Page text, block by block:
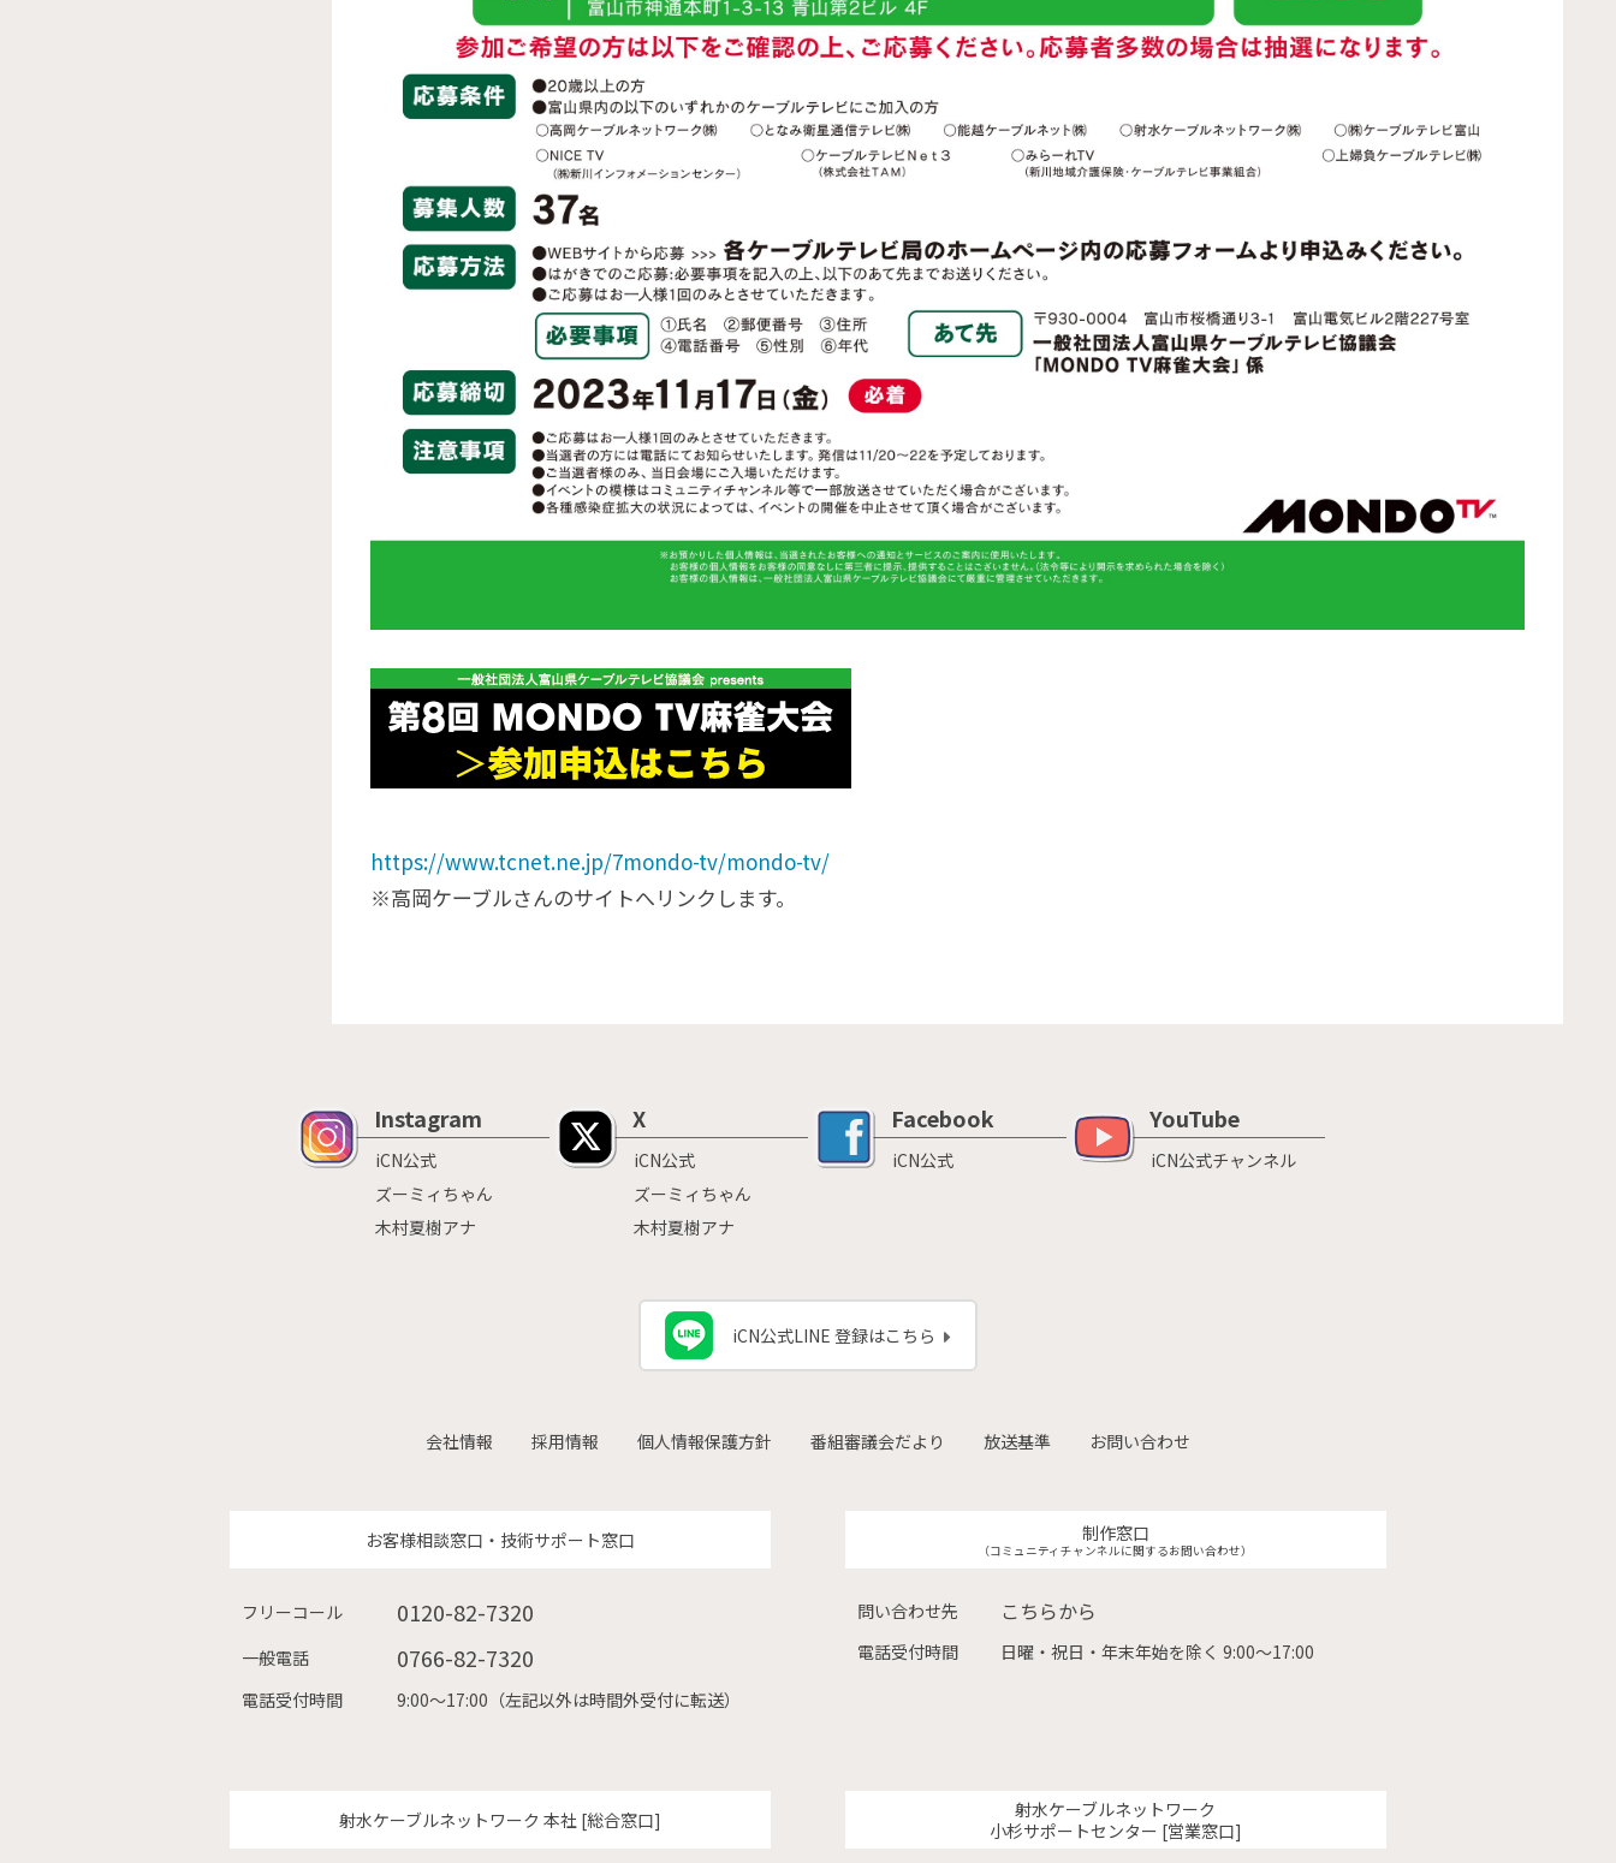
https://www.tcnet.ne.jp/7mondo-tv/mondo-tv/
※高岡ケーブルさんのサイトへリンクします。
Instagram
iCN公式
ズーミィちゃん
木村夏樹アナ
X
iCN公式
ズーミィちゃん
木村夏樹アナ
Facebook
iCN公式
YouTube
iCN公式チャンネル
iCN公式LINE 登録はこちら
会社情報 採用情報 個人情報保護方針 番組審議会だより 放送基準 お問い合わせ
お客様相談窓口・技術サポート窓口
フリーコール 0120-82-7320
一般電話 0766-82-7320
電話受付時間 9:00〜17:00（左記以外は時間外受付に転送）
制作窓口
（コミュニティチャンネルに関するお問い合わせ）
問い合わせ先 こちらから
電話受付時間 日曜・祝日・年末年始を除く 9:00〜17:00
射水ケーブルネットワーク 本社 [総合窓口]
射水ケーブルネットワーク
小杉サポートセンター [営業窓口]